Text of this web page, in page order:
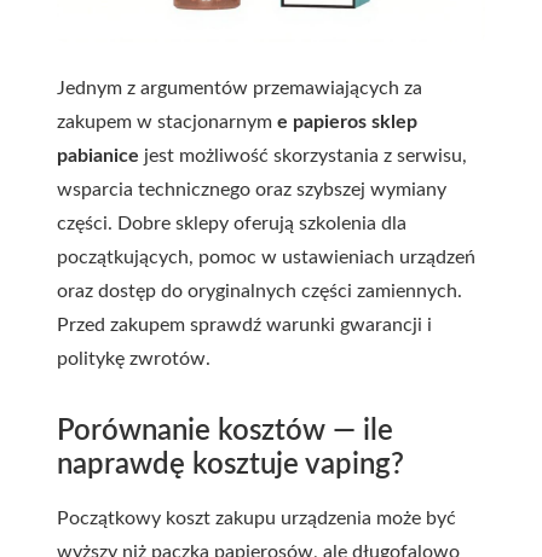
Jednym z argumentów przemawiających za
zakupem w stacjonarnym e papieros sklep
pabianice jest możliwość skorzystania z serwisu,
wsparcia technicznego oraz szybszej wymiany
części. Dobre sklepy oferują szkolenia dla
początkujących, pomoc w ustawieniach urządzeń
oraz dostęp do oryginalnych części zamiennych.
Przed zakupem sprawdź warunki gwarancji i
politykę zwrotów.
Porównanie kosztów — ile
naprawdę kosztuje vaping?
Początkowy koszt zakupu urządzenia może być
wyższy niż paczka papierosów, ale długofalowo